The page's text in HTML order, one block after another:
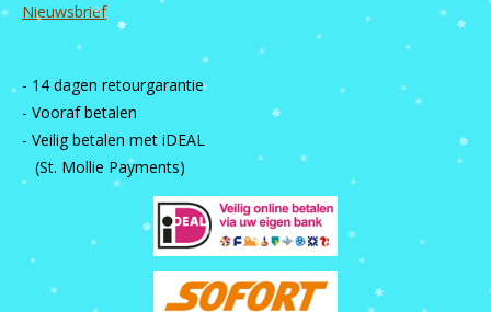
Nieuwsbrief
- 14 dagen retourgarantie
- Vooraf betalen
- Veilig betalen met iDEAL
(St. Mollie Payments)